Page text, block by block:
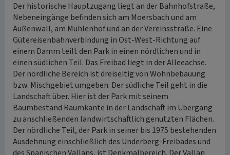
Der historische Hauptzugang liegt an der Bahnhofstraße,
Nebeneingänge befinden sich am Moersbach und am
Außenwall, am Mühlenhof und an der Vereinsstraße. Eine
Gütereisenbahnverbindung in Ost-West-Richtung auf
einem Damm teilt den Park in einen nördlichen und in
einen südlichen Teil. Das Freibad liegt in der Alleeachse.
Der nördliche Bereich ist dreiseitig von Wohnbebauung
bzw. Mischgebiet umgeben. Der südliche Teil geht in die
Landschaft über. Hier ist der Park mit seinem
Baumbestand Raumkante in der Landschaft im Übergang
zu anschließenden landwirtschaftlich genutzten Flächen.
Der nördliche Teil, der Park in seiner bis 1975 bestehenden
Ausdehnung einschließlich des Underberg-Freibades und